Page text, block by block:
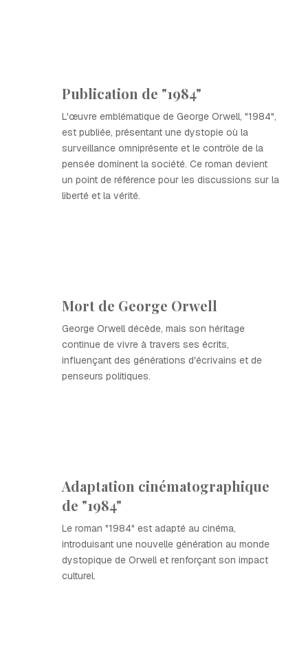
Publication de "1984"
L'œuvre emblématique de George Orwell, "1984",
est publiée, présentant une dystopie où la
surveillance omniprésente et le contrôle de la
pensée dominent la société. Ce roman devient
un point de référence pour les discussions sur la
liberté et la vérité.
Mort de George Orwell
George Orwell décède, mais son héritage
continue de vivre à travers ses écrits,
influençant des générations d'écrivains et de
penseurs politiques.
Adaptation cinématographique
de "1984"
Le roman "1984" est adapté au cinéma,
introduisant une nouvelle génération au monde
dystopique de Orwell et renforçant son impact
culturel.